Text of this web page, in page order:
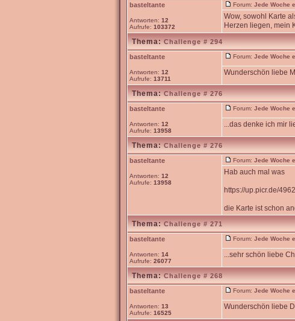
basteltante
Antworten: 12
Aufrufe: 103372
Forum: Jede Woche
Wow, sowohl Karte
Herzen liegen, mein
Thema:Challenge # 294
basteltante
Antworten: 12
Aufrufe: 13711
Forum: Jede Woche
Wunderschön liebe
Thema:Challenge # 276
basteltante
Antworten: 12
Aufrufe: 13958
Forum: Jede Woche
...das denke ich mir
Thema:Challenge # 276
basteltante
Antworten: 12
Aufrufe: 13958
Forum: Jede Woche
Hab auch mal was
https://up.picr.de/
die Karte ist schon
Thema:Challenge # 271
basteltante
Antworten: 14
Aufrufe: 26077
Forum: Jede Woche
...sehr schön liebe
Thema:Challenge # 268
basteltante
Antworten: 13
Aufrufe: 16525
Forum: Jede Woche
Wunderschön liebe